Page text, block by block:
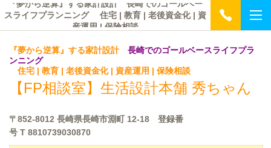
『夢から逆算』する家計設計 長崎でのゴールベー
スライフプランニング 住宅 | 教育 | 老後資金化 | 資
産運用 | 保険相談
『夢から逆算』する家計設計 長崎でのゴールベースライフプラ
ンニング
住宅 | 教育 | 老後資金化 | 資産運用 | 保険相談
【FP相談室】 生活設計本舗 秀ちゃん
〒852-8012 長崎県長崎市淵町 12-18 登録番
号 T 8810739030870